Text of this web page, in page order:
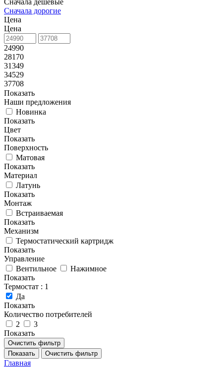
Сначала дешевые
Сначала дорогие
Цена
Цена
24990
28170
31349
34529
37708
Показать
Наши предложения
Новинка
Показать
Цвет
Показать
Поверхность
Матовая
Показать
Материал
Латунь
Показать
Монтаж
Встраиваемая
Показать
Механизм
Термостатический картридж
Показать
Управление
Вентильное
Нажимное
Показать
Термостат : 1
Да
Показать
Количество потребителей
2
3
Показать
Очистить фильтр
Показать
Очистить фильтр
Главная